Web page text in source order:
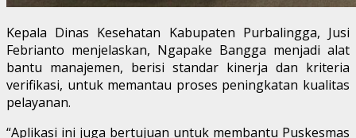
Kepala Dinas Kesehatan Kabupaten Purbalingga, Jusi
Febrianto menjelaskan, Ngapake Bangga menjadi alat
bantu manajemen, berisi standar kinerja dan kriteria
verifikasi, untuk memantau proses peningkatan kualitas
pelayanan.
“Aplikasi ini juga bertujuan untuk membantu Puskesmas